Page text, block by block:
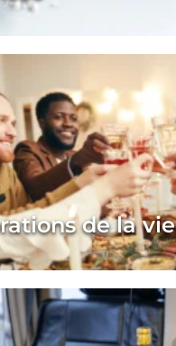
de la vie